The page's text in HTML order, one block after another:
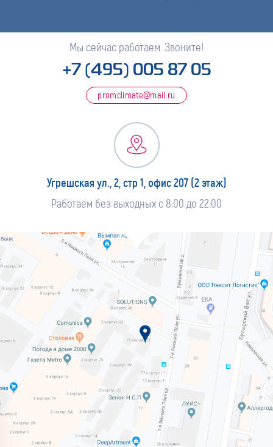
Мы сейчас работаем. Звоните!
+7 (495) 005 87 05
promclimate@mail.ru
Угрешская ул., 2, стр 1, офис 207 (2 этаж)
Работаем без выходных с 8:00 до 22:00